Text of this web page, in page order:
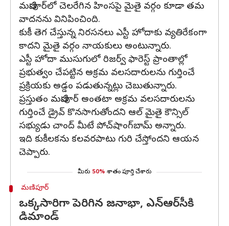
మణిపూర్‌లో చెలరేగిన హింసపై మైతై వర్గం కూడా తమ
వాదనను వినిపించింది.
కుకీ తెగ చేస్తున్న నిరసనలు ఎస్టీ హోదాకు వ్యతిరేకంగా
కాదని మైతై వర్గం నాయకులు అంటున్నారు.
ఎస్టీ హోదా ముసుగులో రిజర్వ్ ఫారెస్ట్ ప్రాంతాల్లో
ప్రభుత్వం చేపట్టిన అక్రమ వలసదారులను గుర్తించే
ప్రక్రియకు అడ్డం పడుతున్నట్లు చెబుతున్నారు.
ప్రస్తుతం మణిపూర్ అంతటా అక్రమ వలసదారులను
గుర్తించే డ్రైవ్ కొనసాగుతోందని ఆల్ మైతై కౌన్సిల్
సభ్యుడు చాంద్ మీటే పోచ్‌షాంగ్‌బామ్ అన్నారు.
ఇది కుకీలకను కలవరపాటు గురి చేస్తోందని ఆయన
చెప్పారు.
మీరు 50% శాతం పూర్తి చేశారు
మణిపూర్
ఒక్కసారిగా పెరిగిన జనాభా, ఎన్‌ఆర్‌సీకి
డిమాండ్